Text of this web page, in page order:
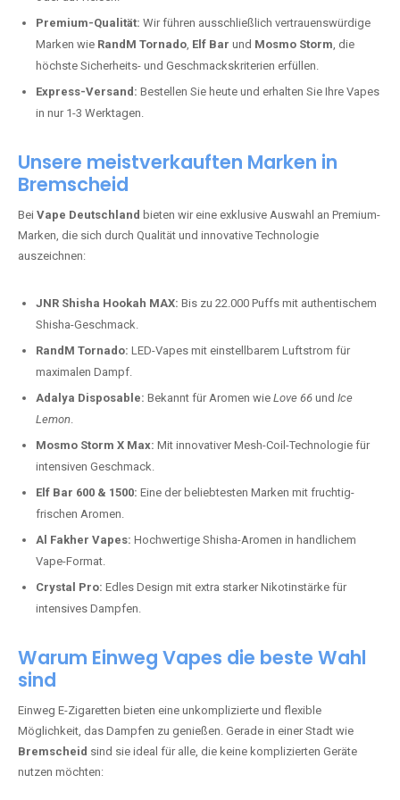
Premium-Qualität: Wir führen ausschließlich vertrauenswürdige
Marken wie RandM Tornado, Elf Bar und Mosmo Storm, die
höchste Sicherheits- und Geschmackskriterien erfüllen.
Express-Versand: Bestellen Sie heute und erhalten Sie Ihre Vapes
in nur 1-3 Werktagen.
Unsere meistverkauften Marken in
Bremscheid
Bei Vape Deutschland bieten wir eine exklusive Auswahl an Premium-
Marken, die sich durch Qualität und innovative Technologie
auszeichnen:
JNR Shisha Hookah MAX: Bis zu 22.000 Puffs mit authentischem
Shisha-Geschmack.
RandM Tornado: LED-Vapes mit einstellbarem Luftstrom für
maximalen Dampf.
Adalya Disposable: Bekannt für Aromen wie Love 66 und Ice
Lemon.
Mosmo Storm X Max: Mit innovativer Mesh-Coil-Technologie für
intensiven Geschmack.
Elf Bar 600 & 1500: Eine der beliebtesten Marken mit fruchtig-
frischen Aromen.
Al Fakher Vapes: Hochwertige Shisha-Aromen in handlichem
Vape-Format.
Crystal Pro: Edles Design mit extra starker Nikotinstärke für
intensives Dampfen.
Warum Einweg Vapes die beste Wahl
sind
Einweg E-Zigaretten bieten eine unkomplizierte und flexible
Möglichkeit, das Dampfen zu genießen. Gerade in einer Stadt wie
Bremscheid sind sie ideal für alle, die keine komplizierten Geräte
nutzen möchten: